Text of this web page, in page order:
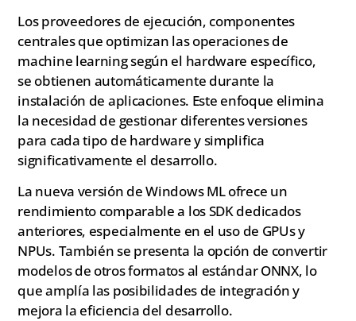
Los proveedores de ejecución, componentes
centrales que optimizan las operaciones de
machine learning según el hardware específico,
se obtienen automáticamente durante la
instalación de aplicaciones. Este enfoque elimina
la necesidad de gestionar diferentes versiones
para cada tipo de hardware y simplifica
significativamente el desarrollo.
La nueva versión de Windows ML ofrece un
rendimiento comparable a los SDK dedicados
anteriores, especialmente en el uso de GPUs y
NPUs. También se presenta la opción de convertir
modelos de otros formatos al estándar ONNX, lo
que amplía las posibilidades de integración y
mejora la eficiencia del desarrollo.